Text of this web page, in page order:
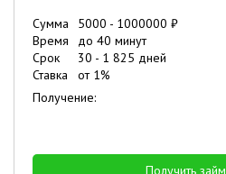
Сумма 5000 - 1000000 ₽
Время
до 40 минут
Срок
30 - 1 825 дней
Ставка
от 1%
Получение:
Получить займ